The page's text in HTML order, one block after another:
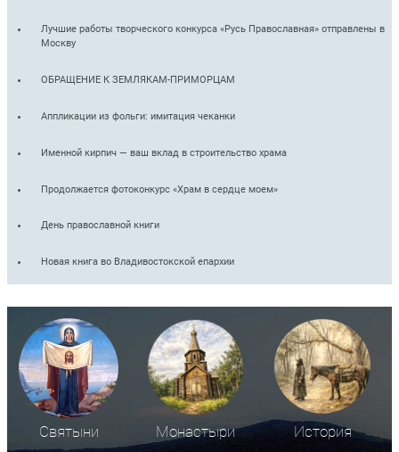
Лучшие работы творческого конкурса «Русь Православная» отправлены в
Москву
ОБРАЩЕНИЕ К ЗЕМЛЯКАМ-ПРИМОРЦАМ
Аппликации из фольги: имитация чеканки
Именной кирпич — ваш вклад в строительство храма
Продолжается фотоконкурс «Храм в сердце моем»
День православной книги
Новая книга во Владивостокской епархии
Святыни Монастыри История